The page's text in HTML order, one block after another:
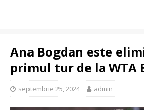
Ana Bogdan este
primul tur de la WTA
septembrie 25, 2024 admin